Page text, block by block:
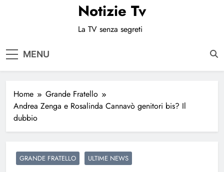
Notizie Tv
La TV senza segreti
MENU
Home
Grande Fratello
Andrea Zenga e Rosalinda Cannavò genitori bis? Il
dubbio
GRANDE FRATELLO ULTIME NEWS